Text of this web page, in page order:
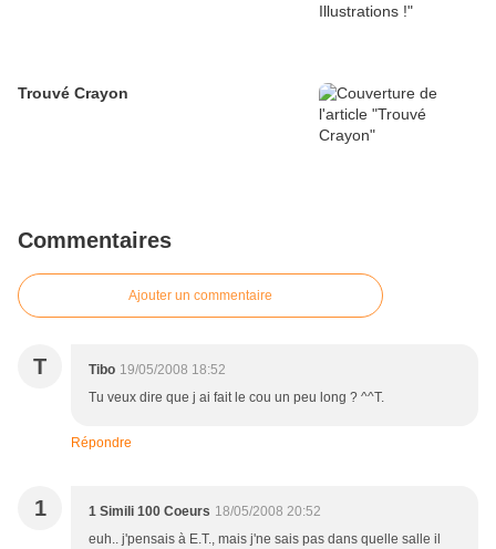
Trouvé Crayon
Commentaires
Ajouter un commentaire
T Tibo 19/05/2008 18:52
Tu veux dire que j ai fait le cou un peu long ? ^^T.
Répondre
1 1 Simili 100 Coeurs 18/05/2008 20:52
euh.. j'pensais à E.T., mais j'ne sais pas dans quelle salle il